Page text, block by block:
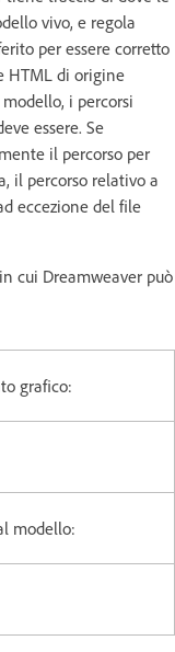
vivo, e regola
per essere corretto
HTML di origine
i percorsi
essere. Se
il percorso per
il percorso relativo a
eccezione del file
cui Dreamweaver può
grafico:
modello: